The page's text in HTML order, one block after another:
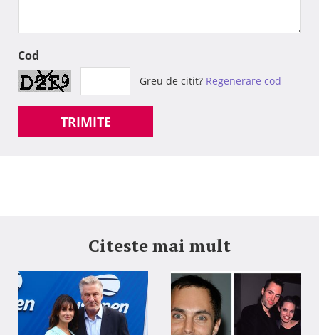
Cod
Greu de citit? Regenerare cod
TRIMITE
Citeste mai mult